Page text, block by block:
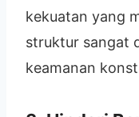
kekuatan yang
struktur sangat
keamanan